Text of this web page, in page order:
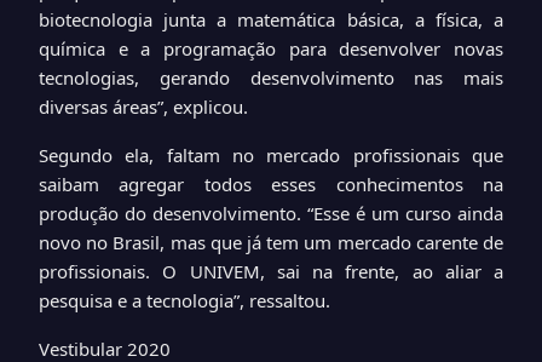
biotecnologia junta a matemática básica, a física, a
química e a programação para desenvolver novas
tecnologias, gerando desenvolvimento nas mais
diversas áreas”, explicou.
Segundo ela, faltam no mercado profissionais que
saibam agregar todos esses conhecimentos na
produção do desenvolvimento. “Esse é um curso ainda
novo no Brasil, mas que já tem um mercado carente de
profissionais. O UNIVEM, sai na frente, ao aliar a
pesquisa e a tecnologia”, ressaltou.
Vestibular 2020